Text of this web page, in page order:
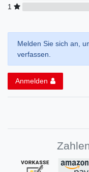
1
Melden Sie sich an,
verfassen.
Anmelden